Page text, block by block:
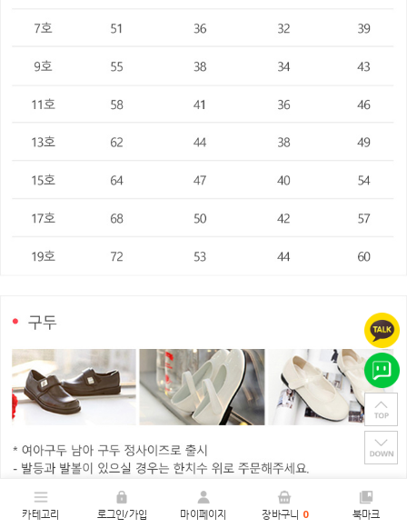
카테고리 로그인/가입 마이페이지 장바구니 0 북마크